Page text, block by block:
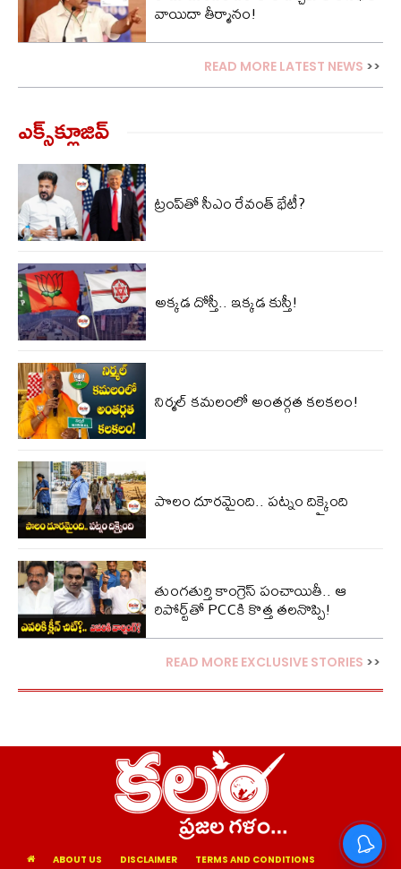
వాయిదా తీర్మానం!
READ MORE LATEST NEWS >>
ఎక్స్‌క్లూజివ్‌
ట్రంప్‌తో సీఎం రేవంత్ భేటీ?
అక్కడ దోస్తీ.. ఇక్కడ కుస్తీ!
నిర్మల్ కమలంలో అంతర్గత కలకలం!
పొలం దూరమైంది.. పట్నం దిక్కైంది
తుంగతుర్తి కాంగ్రెస్‌ పంచాయితీ.. ఆ
రిపోర్ట్‌తో PCCకి కొత్త తలనొప్పి!
READ MORE EXCLUSIVE STORIES >>
ABOUT US DISCLAIMER TERMS AND CONDITIONS